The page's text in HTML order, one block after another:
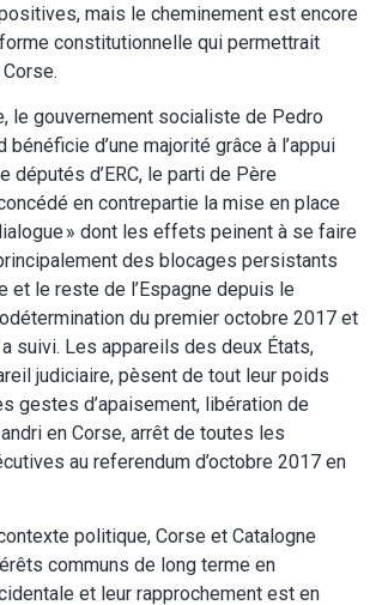
mais le cheminement est encore
constitutionnelle qui permettrait
le gouvernement socialiste de Pedro
bénéficie d’une majorité grâce à l’appui
députés d’ERC, le parti de Père
en contrepartie la mise en place
» dont les effets peinent à se faire
des blocages persistants
et le reste de l’Espagne depuis le
du premier octobre 2017 et
suivi. Les appareils des deux États,
judiciaire, pèsent de tout leur poids
gestes d’apaisement, libération de
en Corse, arrêt de toutes les
au referendum d’octobre 2017 en
politique, Corse et Catalogne
communs de long terme en
et leur rapprochement est en